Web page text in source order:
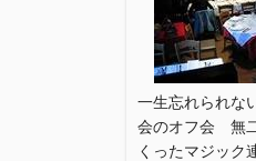
一生忘れられ
会のオフ会 無
くったマジック